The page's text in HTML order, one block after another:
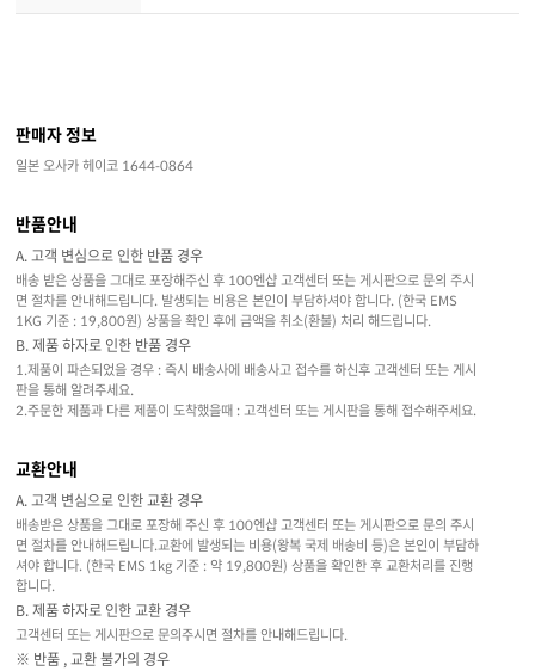
판매자 정보
일본 오사카 헤이코 1644-0864
반품안내
A. 고객 변심으로 인한 반품 경우
배송 받은 상품을 그대로 포장해주신 후 100엔샵 고객센터 또는 게시판으로 문의 주시
면 절차를 안내해드립니다. 발생되는 비용은 본인이 부담하셔야 합니다. (한국 EMS
1KG 기준 : 19,800원) 상품을 확인 후에 금액을 취소(환불) 처리 해드립니다.
B. 제품 하자로 인한 반품 경우
1.제품이 파손되었을 경우 : 즉시 배송사에 배송사고 접수를 하신후 고객센터 또는 게시
판을 통해 알려주세요.
2.주문한 제품과 다른 제품이 도착했을때 : 고객센터 또는 게시판을 통해 접수해주세요.
교환안내
A. 고객 변심으로 인한 교환 경우
배송받은 상품을 그대로 포장해 주신 후 100엔샵 고객센터 또는 게시판으로 문의 주시
면 절차를 안내해드립니다.교환에 발생되는 비용(왕복 국제 배송비 등)은 본인이 부담하
셔야 합니다. (한국 EMS 1kg 기준 : 약 19,800원) 상품을 확인한 후 교환처리를 진행
합니다.
B. 제품 하자로 인한 교환 경우
고객센터 또는 게시판으로 문의주시면 절차를 안내해드립니다.
※ 반품 , 교환 불가의 경우